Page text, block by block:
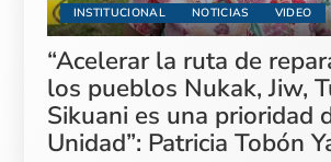
INSTITUCIONAL NOTICIAS VIDEO
“Acelerar la ruta de
los pueblos Nukak, Jiw,
Sikuani es una prioridad
Unidad”: Patricia Tobón